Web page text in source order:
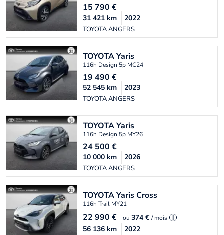
15 790 €
TOYOTA ANGERS
31 421 km 2022
TOYOTAYaris
116h Design 5p MC24
19 490 €
TOYOTA ANGERS
52 545 km 2023
TOYOTAYaris
116h Design 5p MY26
24 500 €
TOYOTA ANGERS
10 000 km 2026
TOYOTAYaris Cross
116h Trail MY21
22 990 € ou 374 € / mois i
56 136 km 2022